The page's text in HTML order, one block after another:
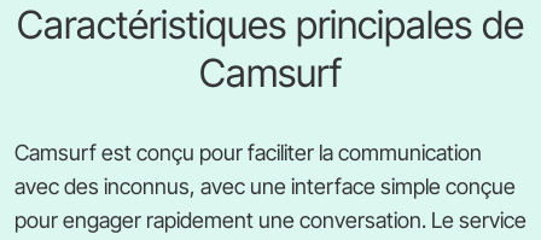
Caractéristiques principales de
Camsurf
Camsurf est conçu pour faciliter la communication
avec des inconnus, avec une interface simple conçue
pour engager rapidement une conversation. Le service